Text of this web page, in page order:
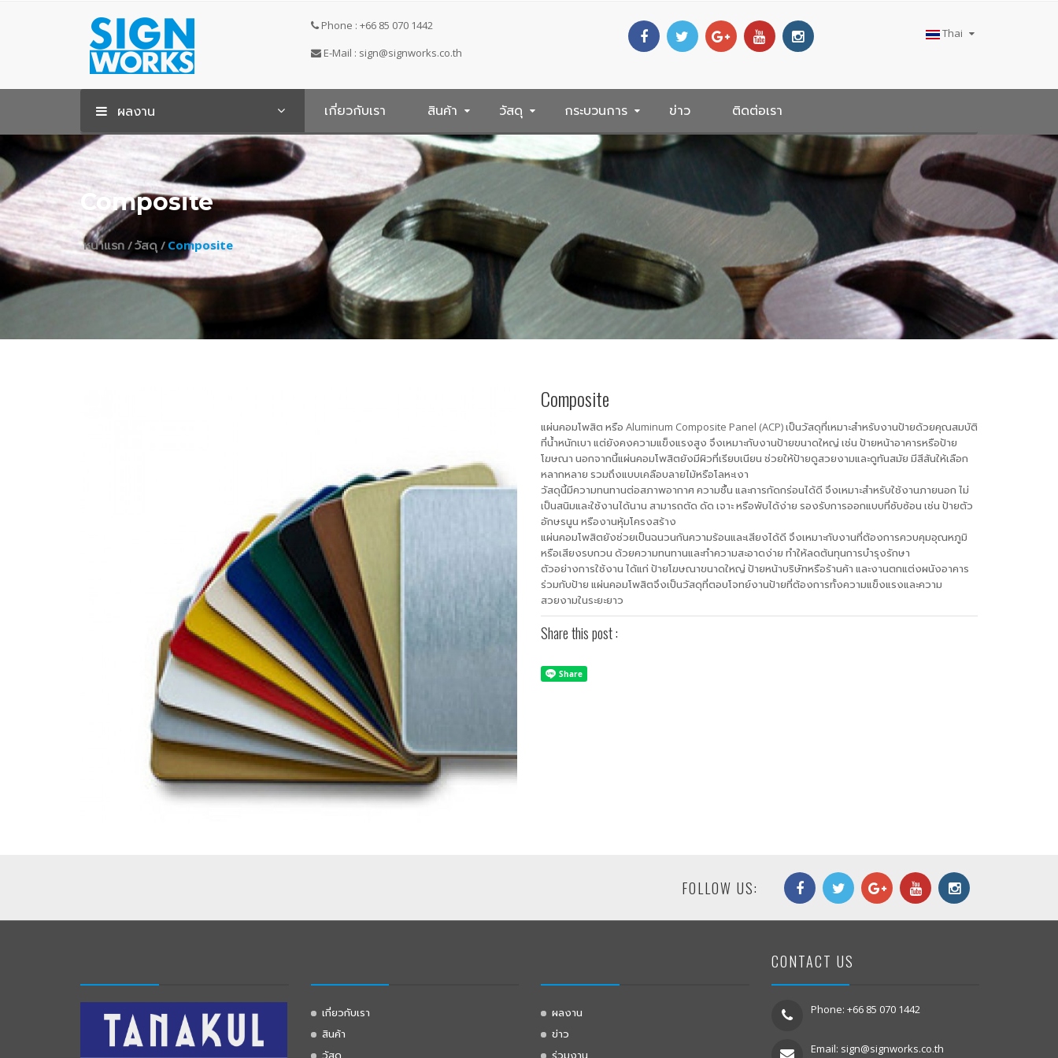
Phone : +66 85 070 1442
E-Mail : sign@signworks.co.th
Thai
ผลงาน เกี่ยวกับเรา สินค้า วัสดุ กระบวนการ ข่าว ติดต่อเรา
Composite
หน้าแรก /วัสดุ / Composite
Composite
แผ่นคอมโพสิต หรือ Aluminum Composite Panel (ACP) เป็นวัสดุที่เหมาะสำหรับงานป้ายด้วยคุณสมบัติ
ที่น้ำหนักเบา แต่ยังคงความแข็งแรงสูง จึงเหมาะกับงานป้ายขนาดใหญ่ เช่น ป้ายหน้าอาคารหรือป้าย
โฆษณา นอกจากนี้แผ่นคอมโพสิตยังมีผิวที่เรียบเนียน ช่วยให้ป้ายดูสวยงามและดูทันสมัย มีสีสันให้เลือก
หลากหลาย รวมถึงแบบเคลือบลายไม้หรือโลหะเงา
วัสดุนี้มีความทนทานต่อสภาพอากาศ ความชื้น และการกัดกร่อนได้ดี จึงเหมาะสำหรับใช้งานภายนอก ไม่
เป็นสนิมและใช้งานได้นาน สามารถตัด ดัด เจาะ หรือพับได้ง่าย รองรับการออกแบบที่ซับซ้อน เช่น ป้ายตัว
อักษรนูน หรืองานหุ้มโครงสร้าง
แผ่นคอมโพสิตยังช่วยเป็นฉนวนกันความร้อนและเสียงได้ดี จึงเหมาะกับงานที่ต้องการควบคุมอุณหภูมิ
หรือเสียงรบกวน ด้วยความทนทานและทำความสะอาดง่าย ทำให้ลดต้นทุนการบำรุงรักษา
ตัวอย่างการใช้งาน ได้แก่ ป้ายโฆษณาขนาดใหญ่ ป้ายหน้าบริษัทหรือร้านค้า และงานตกแต่งผนังอาคาร
ร่วมกับป้าย แผ่นคอมโพสิตจึงเป็นวัสดุที่ตอบโจทย์งานป้ายที่ต้องการทั้งความแข็งแรงและความ
สวยงามในระยะยาว
Share this post :
FOLLOW US:
เกี่ยวกับเรา
สินค้า
วัสดุ
ผลงาน
ข่าว
ร่วมงาน
CONTACT US
Phone: +66 85 070 1442
Email: sign@signworks.co.th